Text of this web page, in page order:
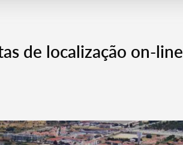
de localização on-line